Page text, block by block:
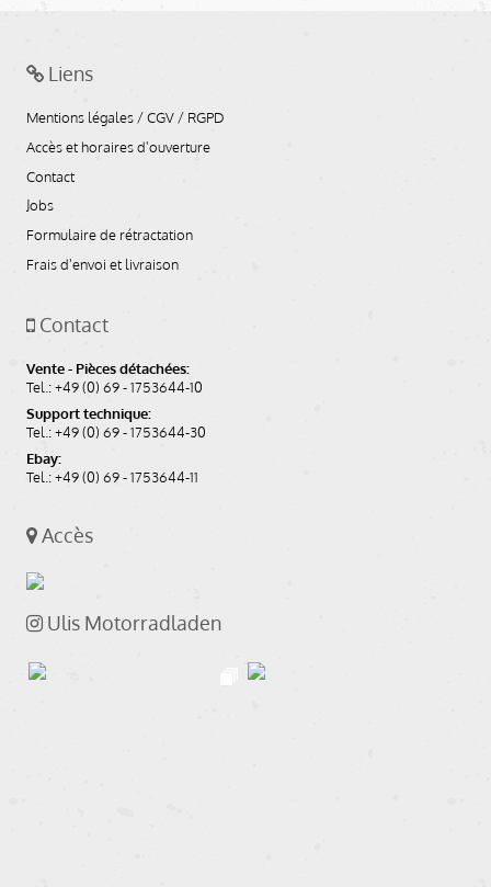
Liens
Mentions légales / CGV / RGPD
Accès et horaires d'ouverture
Contact
Jobs
Formulaire de rétractation
Frais d'envoi et livraison
Contact
Vente - Pièces détachées:
Tel.: +49 (0) 69 - 1753644-10
Support technique:
Tel.: +49 (0) 69 - 1753644-30
Ebay:
Tel.: +49 (0) 69 - 1753644-11
Accès
Ulis Motorradladen